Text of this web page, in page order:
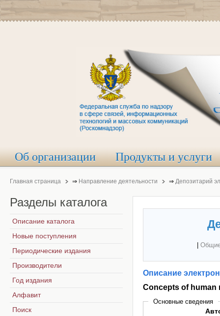
Об организации Продукты и услуги
Главная страница ⇒ Направление деятельности ⇒ Депозитарий
Описание
Concepts of human
Основные сведения
Разделы каталога
Описание каталога
Новые поступления
Периодические издания
Производители
Год издания
Алфавит
Поиск